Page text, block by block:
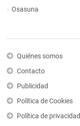
Osasuna
Quiénes somos
Contacto
Publicidad
Política de Cookies
Política de privacidad